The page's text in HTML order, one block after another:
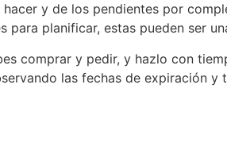
y de los pendientes por
planificar, estas pueden ser
comprar y pedir, y hazlo con
las fechas de expiración